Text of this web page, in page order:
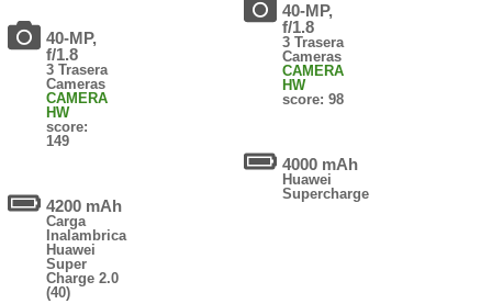
40-MP,
f/1.8
3 Trasera
Cameras
CAMERA
HW
score:
149
4200 mAh
Carga
Inalambrica
Huawei
Super
Charge 2.0
(40)
40-MP,
f/1.8
3 Trasera
Cameras
CAMERA
HW
score: 98
4000 mAh
Huawei
Supercharge